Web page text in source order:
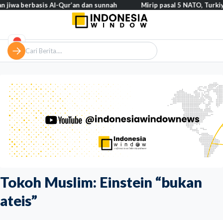
Tokoh Muslim: Einstein “bukan
ateis”
Al-Qur’an dan sunnah Mirip pasal 5 NATO, Turkiye